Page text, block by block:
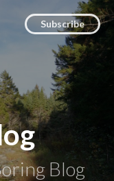
Subscribe
Blog